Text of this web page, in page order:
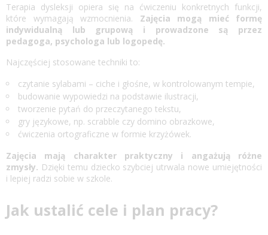
Terapia dysleksji opiera się na ćwiczeniu konkretnych funkcji,
które wymagają wzmocnienia. Zajęcia mogą mieć formę
indywidualną lub grupową i prowadzone są przez
pedagoga, psychologa lub logopedę.
Najczęściej stosowane techniki to:
czytanie sylabami – ciche i głośne, w kontrolowanym tempie,
budowanie wypowiedzi na podstawie ilustracji,
tworzenie pytań do przeczytanego tekstu,
gry językowe, np. scrabble czy domino obrazkowe,
ćwiczenia ortograficzne w formie krzyżówek.
Zajęcia mają charakter praktyczny i angażują różne
zmysły. Dzięki temu dziecko szybciej utrwala nowe umiejętności
i lepiej radzi sobie w szkole.
Jak ustalić cele i plan pracy?